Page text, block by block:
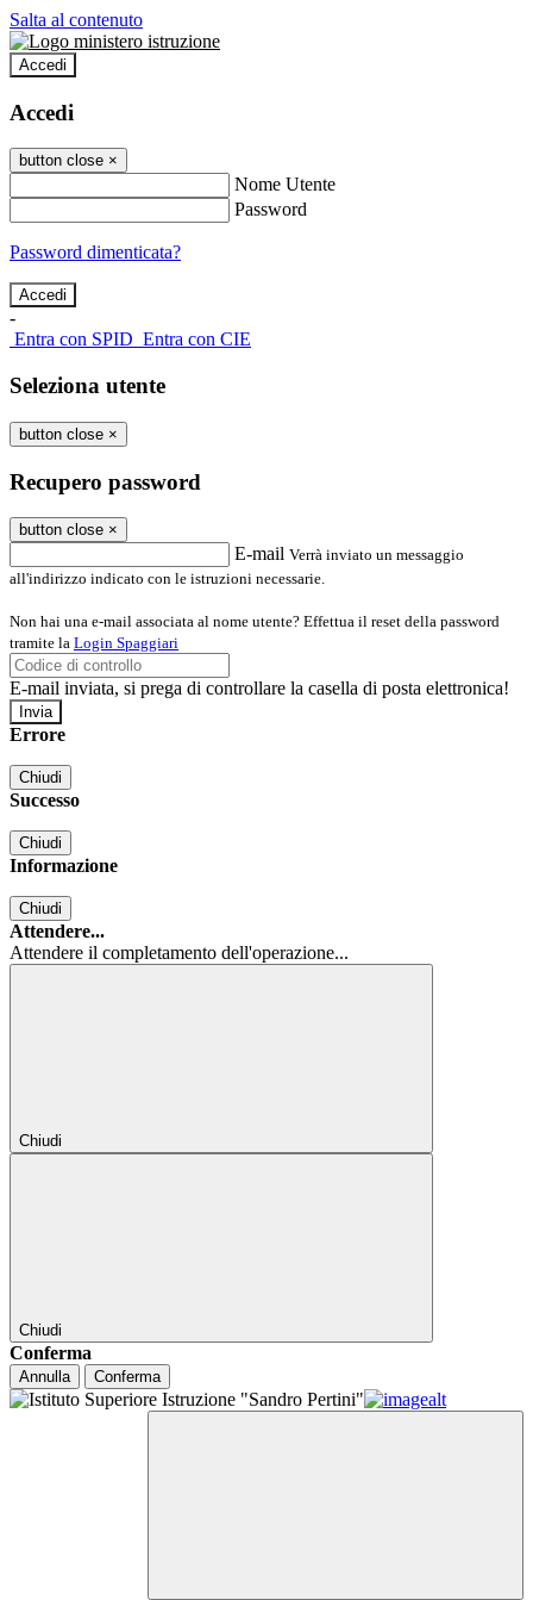
Salta al contenuto
Accedi
Accedi
button close ×
Nome Utente
Password
Password dimenticata?
-
Entra con SPID Entra con CIE
Seleziona utente
button close ×
Recupero password
button close ×
E-mail Verrà inviato un messaggio
all'indirizzo indicato con le istruzioni necessarie.
Non hai una e-mail associata al nome utente? Effettua il reset della password
tramite la Login Spaggiari
E-mail inviata, si prega di controllare la casella di posta elettronica!
Errore
Chiudi
Successo
Chiudi
Informazione
Chiudi
Attendere...
Attendere il completamento dell'operazione...
Chiudi
Chiudi
Conferma
Annulla Conferma